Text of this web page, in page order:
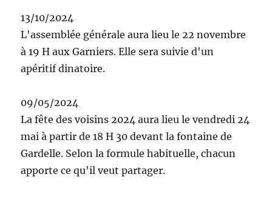
13/10/2024
L'assemblée générale aura lieu le 22 novembre
à 19 H aux Garniers. Elle sera suivie d'un
apéritif dinatoire.
09/05/2024
La fête des voisins 2024 aura lieu le vendredi 24
mai à partir de 18 H 30 devant la fontaine de
Gardelle. Selon la formule habituelle, chacun
apporte ce qu'il veut partager.